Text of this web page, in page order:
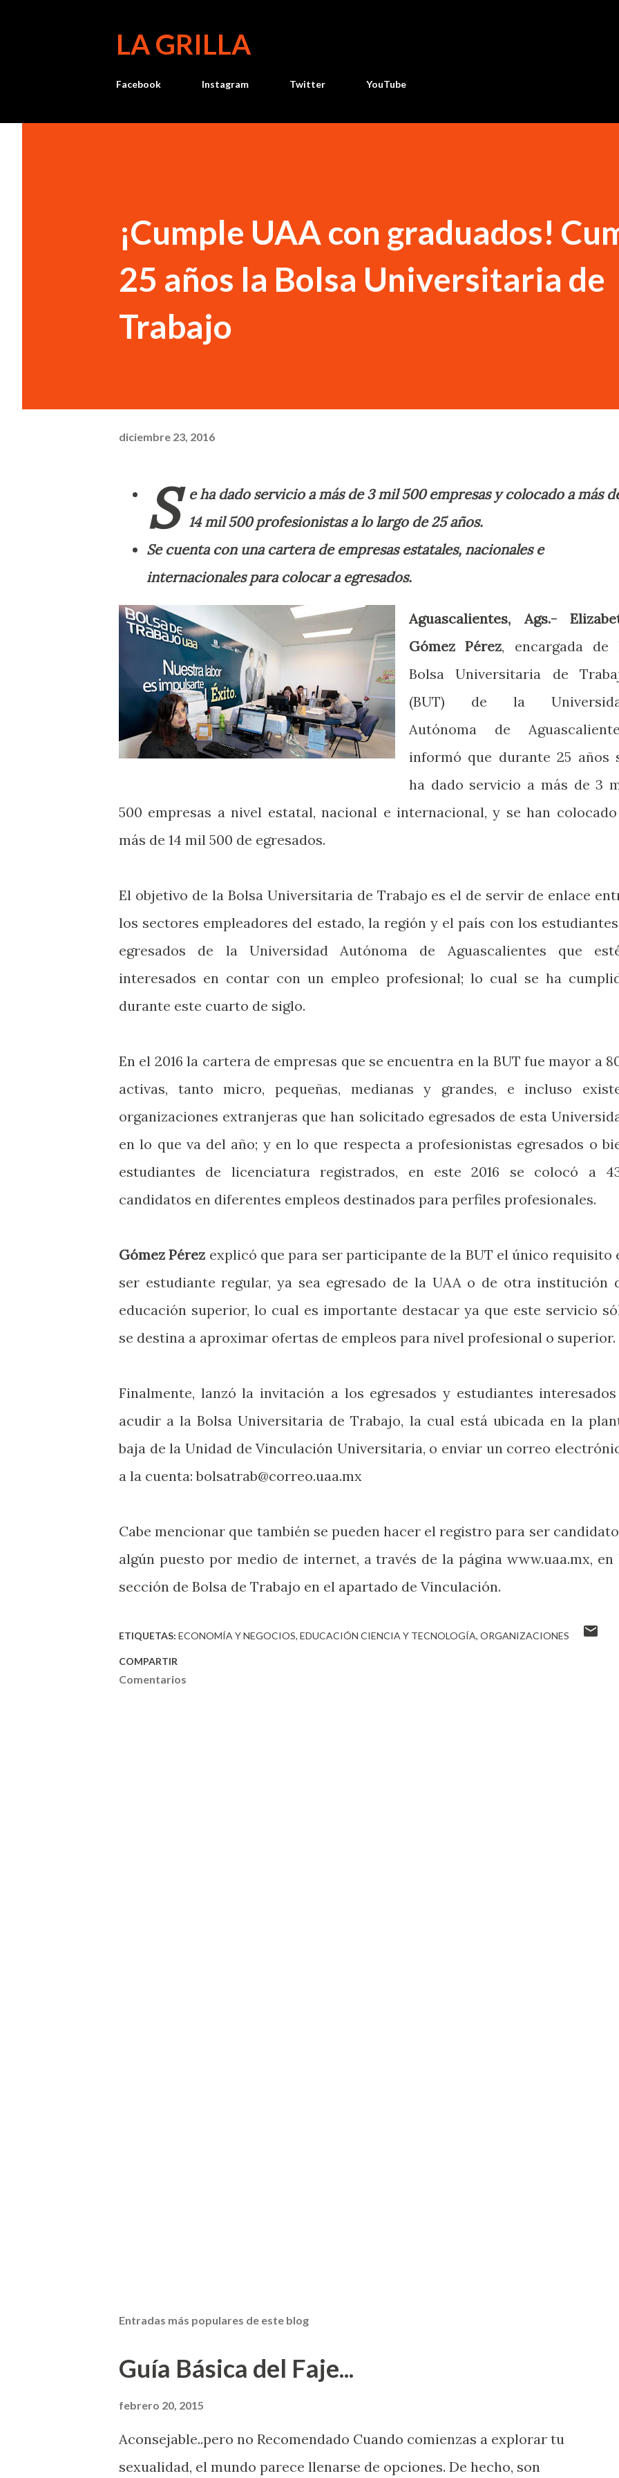
LA GRILLA
Facebook Instagram Twitter YouTube
¡Cumple UAA con graduados!
25 años la Bolsa Universitaria de
Trabajo
diciembre 23, 2016
S
e ha dado servicio a más de 3 mil 500 empresas y colocado a más
14 mil 500 profesionistas a lo largo de 25 años.
Se cuenta con una cartera de empresas estatales, nacionales e
internacionales para colocar a egresados.
Aguascalientes, Ags.-
Gómez Pérez, encargada de
Bolsa Universitaria de
(BUT) de la
Autónoma de
informó que durante 25 años
ha dado servicio a más de 3
500 empresas a nivel estatal, nacional e internacional, y se han
más de 14 mil 500 de egresados.
El objetivo de la Bolsa Universitaria de Trabajo es el de servir de enlace
los sectores empleadores del estado, la región y el país con los
egresados de la Universidad Autónoma de Aguascalientes que
interesados en contar con un empleo profesional; lo cual se ha
durante este cuarto de siglo.
En el 2016 la cartera de empresas que se encuentra en la BUT fue mayor a
activas, tanto micro, pequeñas, medianas y grandes, e incluso
organizaciones extranjeras que han solicitado egresados de esta
en lo que va del año; y en lo que respecta a profesionistas egresados o
estudiantes de licenciatura registrados, en este 2016 se colocó a
candidatos en diferentes empleos destinados para perfiles profesionales.
Gómez Pérez explicó que para ser participante de la BUT el único requisito
ser estudiante regular, ya sea egresado de la UAA o de otra institución
educación superior, lo cual es importante destacar ya que este servicio
se destina a aproximar ofertas de empleos para nivel profesional o superior.
Finalmente, lanzó la invitación a los egresados y estudiantes
acudir a la Bolsa Universitaria de Trabajo, la cual está ubicada en la
baja de la Unidad de Vinculación Universitaria, o enviar un correo
a la cuenta: bolsatrab@correo.uaa.mx
Cabe mencionar que también se pueden hacer el registro para ser
algún puesto por medio de internet, a través de la página www.uaa.mx, en
sección de Bolsa de Trabajo en el apartado de Vinculación.
ETIQUETAS: ECONOMÍA Y NEGOCIOS EDUCACIÓN CIENCIA Y TECNOLOGÍA ORGANIZACIONES
COMPARTIR
Comentarios
Entradas más populares de este blog
Guía Básica del Faje...
febrero 20, 2015
Aconsejable..pero no Recomendado Cuando comienzas a explorar tu
sexualidad, el mundo parece llenarse de opciones. De hecho, son